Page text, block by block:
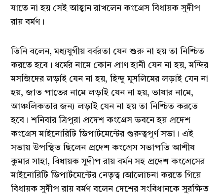
যাতে না হয় সেই আহ্বান রাখলেন কংগ্রেস বিধায়ক সুদীপ
রায় বর্মণ।
তিনি বলেন, মধ্যযুগীয় বর্বরতা যেন শুরু না হয় তা নিশ্চিত
করতে হবে। ধর্মের নামে কোন প্রাণ হানী যেন না হয়, মন্দির
মসজিদের লড়াই যেন না হয়, হিন্দু মুসলিমের লড়াই যেন না
হয়, জাত পাতের নামে লড়াই যেন না হয়, ভাষার নামে,
আঞ্চলিকতার জন্য লড়াই যেন না হয় তা নিশ্চিত করতে
হবে। শনিবার ত্রিপুরা প্রদেশ কংগ্রেস ভবনে হয় প্রদেশ
কংগ্রেস মাইনোরিটি ডিপার্টমেন্টের গুরুত্বপূর্ণ সভা। এই
সভায় উপস্থিত ছিলেন প্রদেশ কংগ্রেস সভাপতি আশীষ
কুমার সাহা, বিধায়ক সুদীপ রায় বর্মন সহ প্রদেশ কংগ্রেসের
মাইনোরিটি ডিপার্টমেন্টের নেতৃত্ব।আলোচনা করতে গিয়ে
বিধায়ক সুদীপ রায় বর্মণ বলেন দেশের সংবিধানকে সুরক্ষিত